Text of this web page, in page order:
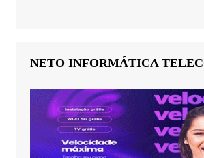
NETO INFORMÁTICA